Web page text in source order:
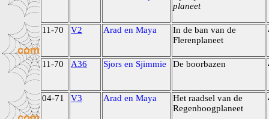
planeet
11-70 V2 Arad en Maya
In de ban van de
Flerenplaneet
11-70 A36 Sjors en Sjimmie De boorbazen
04-71 V3 Arad en Maya
Het raadsel van de
Regenboogplaneet